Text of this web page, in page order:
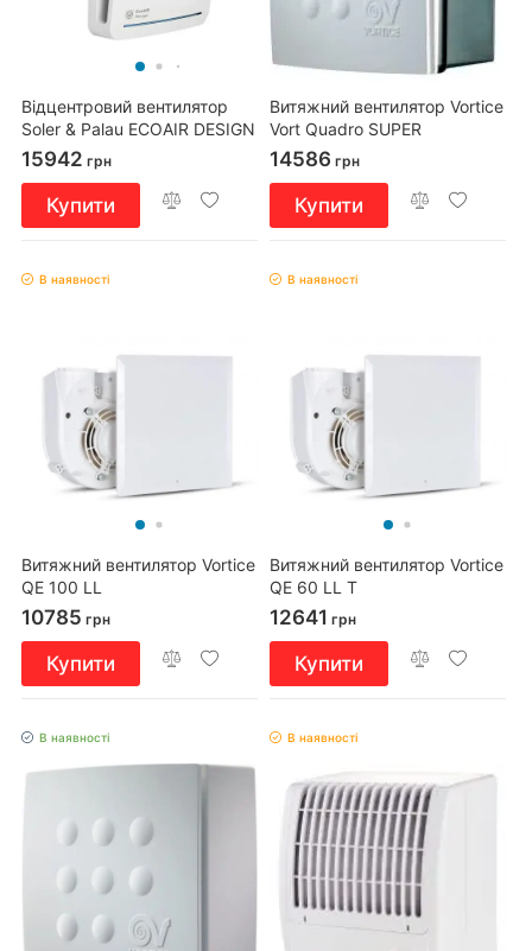
Відцентровий вентилятор
Soler & Palau ECOAIR DESIGN
100 M
15942 грн
Купити
Витяжний вентилятор Vortice
Vort Quadro SUPER
14586 грн
Купити
В наявності
Витяжний вентилятор Vortice
QE 100 LL
10785 грн
Купити
В наявності
Витяжний вентилятор Vortice
QE 60 LL T
12641 грн
Купити
В наявності В наявності